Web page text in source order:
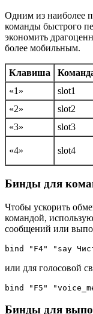
Одним из наиболее
команды быстрого
экономить
более мобильным.
Клавиша
«1»
slot1
«2»
slot2
«3»
slot3
«4» slot4
Бинды для
Чтобы ускорить
командой,
сообщений или
bind "F4" "say
или для голосовой
bind "F5"
Бинды для